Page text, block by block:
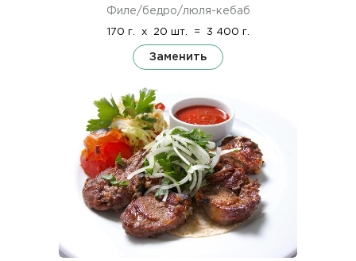
Филе/бедро/люля-кебаб
170 г. x 20 шт. = 3 400 г.
Заменить